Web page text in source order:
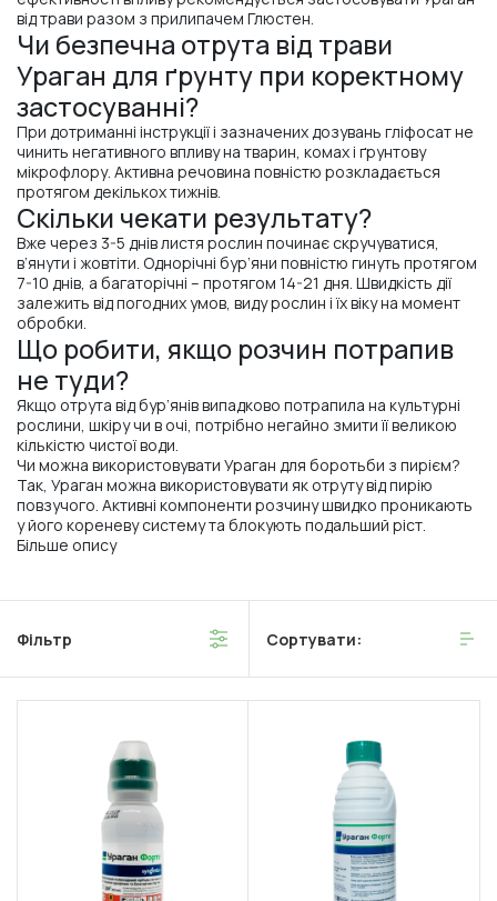
від трави разом з прилипачем Глюстен.
Чи безпечна отрута від трави
Ураган для ґрунту при коректному
застосуванні?
При дотриманні інструкції і зазначених дозувань гліфосат не
чинить негативного впливу на тварин, комах і ґрунтову
мікрофлору. Активна речовина повністю розкладається
протягом декількох тижнів.
Скільки чекати результату?
Вже через 3-5 днів листя рослин починає скручуватися,
в’янути і жовтіти. Однорічні бур’яни повністю гинуть протягом
7-10 днів, а багаторічні – протягом 14-21 дня. Швидкість дії
залежить від погодних умов, виду рослин і їх віку на момент
обробки.
Що робити, якщо розчин потрапив
не туди?
Якщо отрута від бур’янів випадково потрапила на культурні
рослини, шкіру чи в очі, потрібно негайно змити її великою
кількістю чистої води.
Чи можна використовувати Ураган для боротьби з пирієм?
Так, Ураган можна використовувати як отруту від пирію
повзучого. Активні компоненти розчину швидко проникають
у його кореневу систему та блокують подальший ріст.
Більше опису
Фільтр Сортувати: